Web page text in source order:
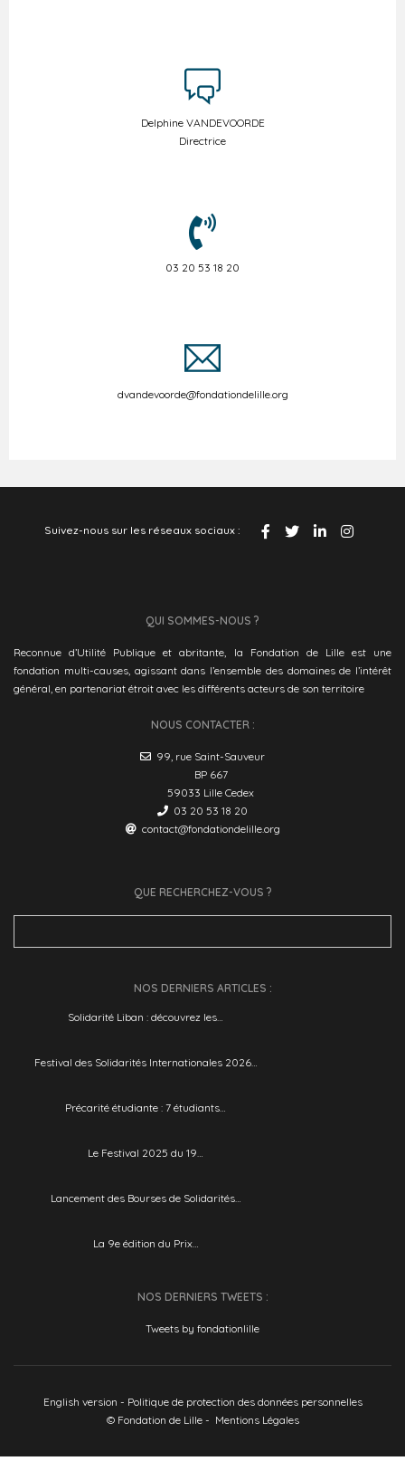
Delphine VANDEVOORDE
Directrice
03 20 53 18 20
dvandevoorde@fondationdelille.org
Suivez-nous sur les réseaux sociaux :
QUI SOMMES-NOUS ?
Reconnue d’Utilité Publique et abritante, la Fondation de Lille est une
fondation multi-causes, agissant dans l’ensemble des domaines de l’intérêt
général, en partenariat étroit avec les différents acteurs de son territoire
NOUS CONTACTER :
99, rue Saint-Sauveur
BP 667
59033 Lille Cedex
03 20 53 18 20
contact@fondationdelille.org
QUE RECHERCHEZ-VOUS ?
Search
NOS DERNIERS ARTICLES :
Solidarité Liban : découvrez les…
Festival des Solidarités Internationales 2026…
Précarité étudiante : 7 étudiants…
Le Festival 2025 du 19…
Lancement des Bourses de Solidarités…
La 9e édition du Prix…
NOS DERNIERS TWEETS :
Tweets by fondationlille
English version - Politique de protection des données personnelles
© Fondation de Lille - Mentions Légales